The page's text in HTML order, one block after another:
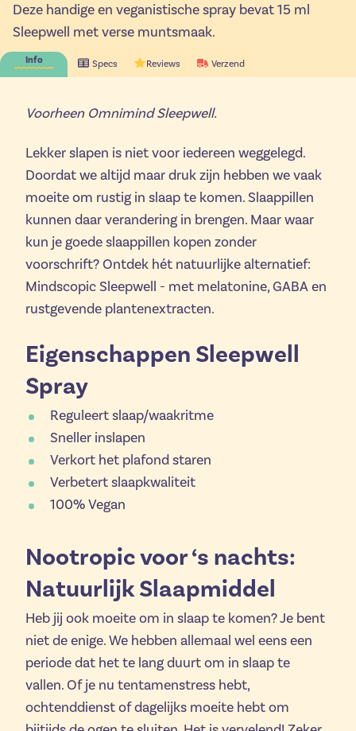
Deze handige en veganistische spray bevat 15 ml
Sleepwell met verse muntsmaak.
Info Specs Reviews Verzend
Voorheen Omnimind Sleepwell.
Lekker slapen is niet voor iedereen weggelegd.
Doordat we altijd maar druk zijn hebben we vaak
moeite om rustig in slaap te komen. Slaappillen
kunnen daar verandering in brengen. Maar waar
kun je goede slaappillen kopen zonder
voorschrift? Ontdek hét natuurlijke alternatief:
Mindscopic Sleepwell - met melatonine, GABA en
rustgevende plantenextracten.
Eigenschappen Sleepwell
Spray
Reguleert slaap/waakritme
Sneller inslapen
Verkort het plafond staren
Verbetert slaapkwaliteit
100% Vegan
Nootropic voor ‘s nachts:
Natuurlijk Slaapmiddel
Heb jij ook moeite om in slaap te komen? Je bent
niet de enige. We hebben allemaal wel eens een
periode dat het te lang duurt om in slaap te
vallen. Of je nu tentamenstress hebt,
ochtenddienst of dagelijks moeite hebt om